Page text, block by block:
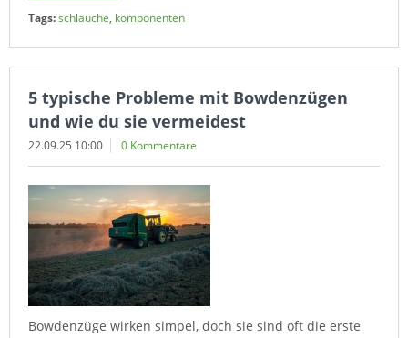
Tags:schläuche, komponenten
5 typische Probleme mit Bowdenzügen
und wie du sie vermeidest
22.09.25 10:00 0 Kommentare
Bowdenzüge wirken simpel, doch sie sind oft die erste